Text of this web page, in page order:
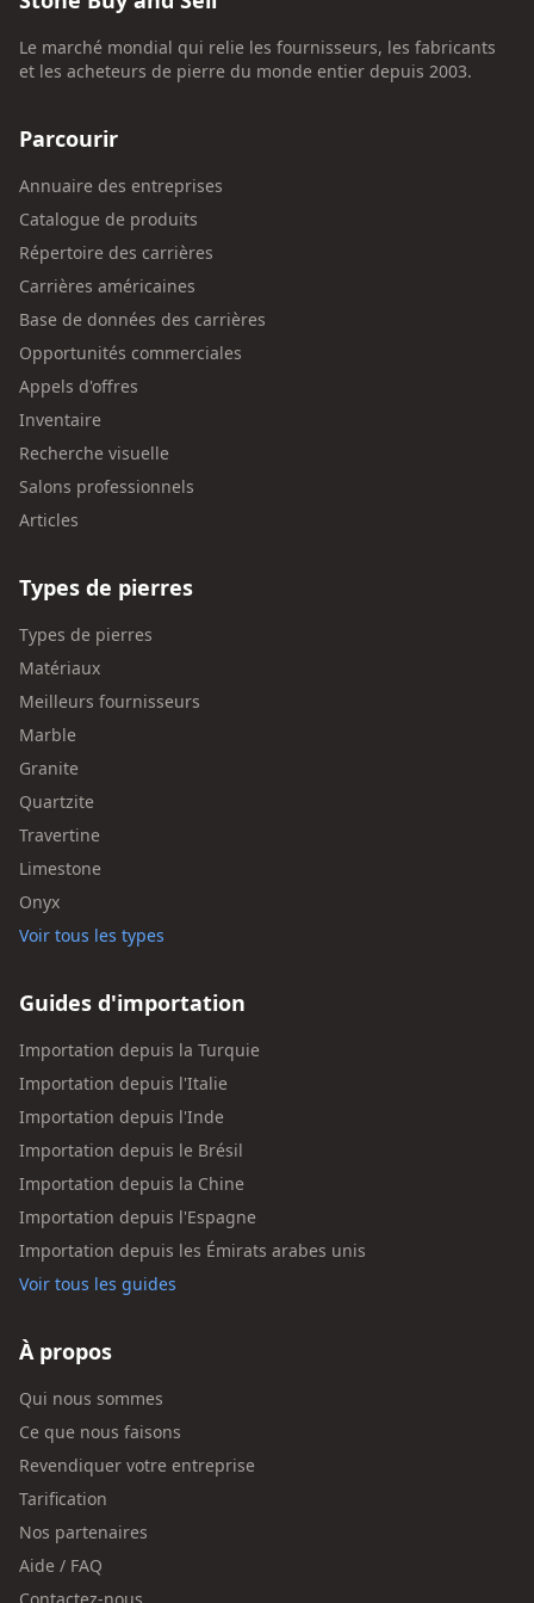
Le marché mondial qui relie les fournisseurs, les fabricants
et les acheteurs de pierre du monde entier depuis 2003.
Parcourir
Annuaire des entreprises
Catalogue de produits
Répertoire des carrières
Carrières américaines
Base de données des carrières
Opportunités commerciales
Appels d'offres
Inventaire
Recherche visuelle
Salons professionnels
Articles
Types de pierres
Types de pierres
Matériaux
Meilleurs fournisseurs
Marble
Granite
Quartzite
Travertine
Limestone
Onyx
Voir tous les types
Guides d'importation
Importation depuis la Turquie
Importation depuis l'Italie
Importation depuis l'Inde
Importation depuis le Brésil
Importation depuis la Chine
Importation depuis l'Espagne
Importation depuis les Émirats arabes unis
Voir tous les guides
À propos
Qui nous sommes
Ce que nous faisons
Revendiquer votre entreprise
Tarification
Nos partenaires
Aide / FAQ